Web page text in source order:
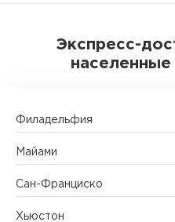
Экспресс-
Филадельфия
Майами
Сан-Франциско
Хьюстон